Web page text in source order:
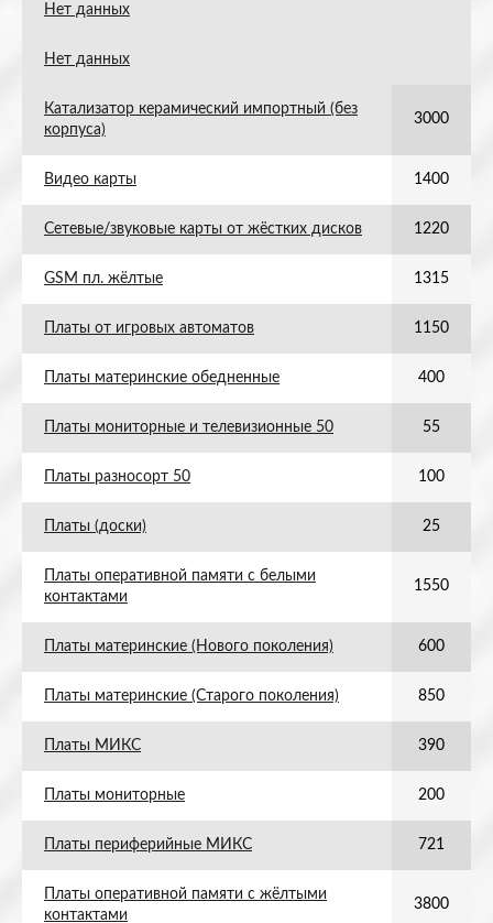
Нет данных
Нет данных
Катализатор керамический импортный (без
корпуса)
3000
Видео карты 1400
Сетевые/звуковые карты от жёстких дисков 1220
GSM пл. жёлтые 1315
Платы от игровых автоматов 1150
Платы материнские обедненные 400
Платы мониторные и телевизионные 50 55
Платы разносорт 50 100
Платы (доски) 25
Платы оперативной памяти с белыми
контактами
1550
Платы материнские (Нового поколения) 600
Платы материнские (Старого поколения) 850
Платы МИКС 390
Платы мониторные 200
Платы периферийные МИКС 721
Платы оперативной памяти с жёлтыми
контактами
3800